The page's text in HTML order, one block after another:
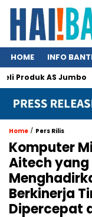
HOME INFO
AS Jumbo
Home / Pers Rilis
Komputer
Aitech yang
Berkinerja
Dipercepat